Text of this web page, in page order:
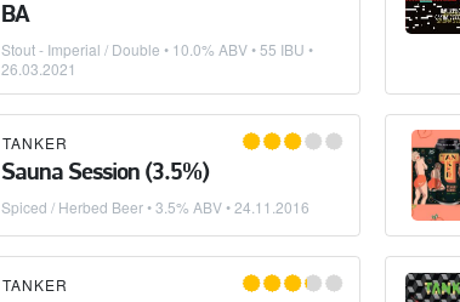
BA
Stout - Imperial / Double • 10.0% ABV • 55 IBU •
26.03.2021
TANKER
Sauna Session (3.5%)
Spiced / Herbed Beer• 3.5% ABV •24.11.2016
TANKER